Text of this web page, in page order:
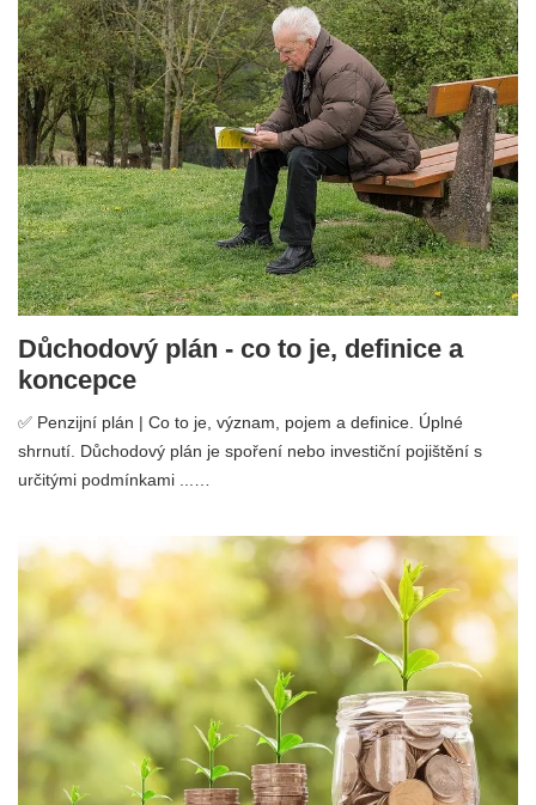
Důchodový plán - co to je, definice a
koncepce
✅ Penzijní plán | Co to je, význam, pojem a definice. Úplné
shrnutí. Důchodový plán je spoření nebo investiční pojištění s
určitými podmínkami ...…